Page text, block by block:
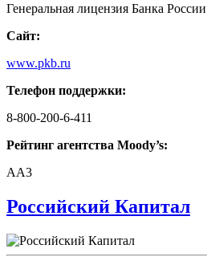
Генеральная лицензия Банка
Сайт:
www.pkb.ru
Телефон поддержки:
8-800-200-6-411
Рейтинг агентства Moody’s:
AA3
Российский Капитал